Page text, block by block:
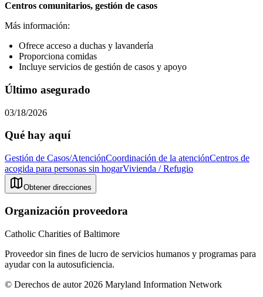
Centros comunitarios, gestión de casos
Más información:
Ofrece acceso a duchas y lavandería
Proporciona comidas
Incluye servicios de gestión de casos y apoyo
Último asegurado
03/18/2026
Qué hay aquí
Gestión de Casos/AtenciónCoordinación de la atenciónCentros de
acogida para personas sin hogarVivienda / Refugio
Obtener direcciones
Organización proveedora
Catholic Charities of Baltimore
Proveedor sin fines de lucro de servicios humanos y programas para
ayudar con la autosuficiencia.
© Derechos de autor 2026 Maryland Information Network